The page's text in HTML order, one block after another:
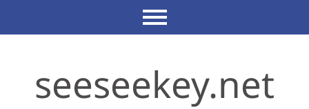
seeseekey.net